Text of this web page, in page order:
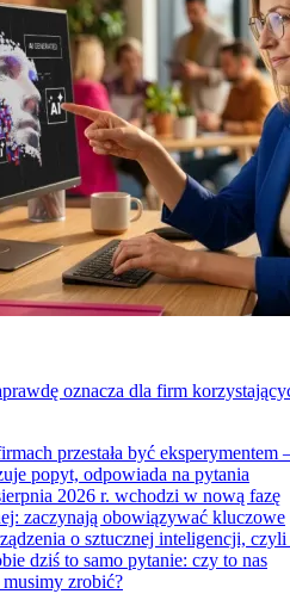
oznacza dla firm
przestała być
popyt, odpowiada na pytania
2026 r. wchodzi w nową fazę
zaczynają obowiązywać kluczowe
o sztucznej inteligencji,
dziś to samo pytanie: czy to nas
zrobić?